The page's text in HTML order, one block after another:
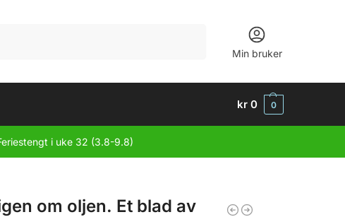
Min bruker
kr 0 0
i uke 32 (3.8-9.8)
om oljen. Et blad av